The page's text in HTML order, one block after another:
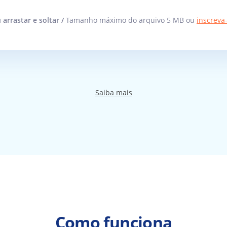
arrastar e soltar / Tamanho máximo do arquivo 5 MB ou
Saiba mais
Como funciona